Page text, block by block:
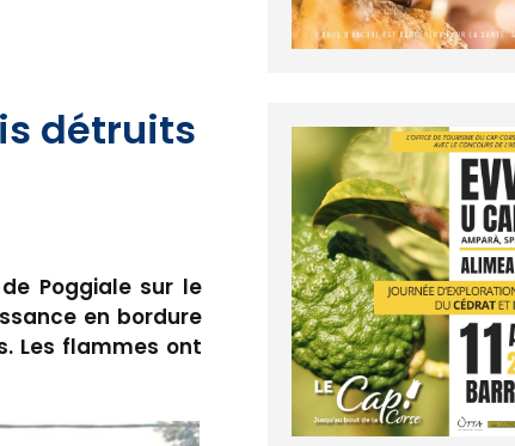
détruits
Poggiale sur le
en bordure
Les flammes ont